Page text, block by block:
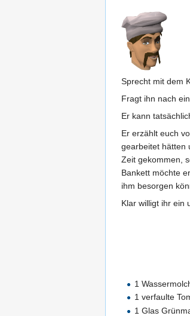
Sprecht mit dem
Fragt ihn nach
Er kann
Er erzählt euch
gearbeitet hätten
Zeit gekommen,
Bankett möchte
ihm besorgen
Klar willigt ihr ein
1
1 verfaulte
1 Glas